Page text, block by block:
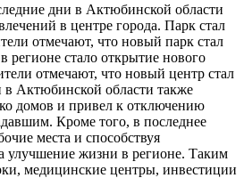
дни в Актюбинской области
в центре города. Парк стал
отмечают, что новый парк стал
стало открытие нового
отмечают, что новый центр стал
в Актюбинской области также
домов и привел к отключению
Кроме того, в последнее
места и способствуя
улучшение жизни в регионе. Таким
медицинские центры, инвестиции